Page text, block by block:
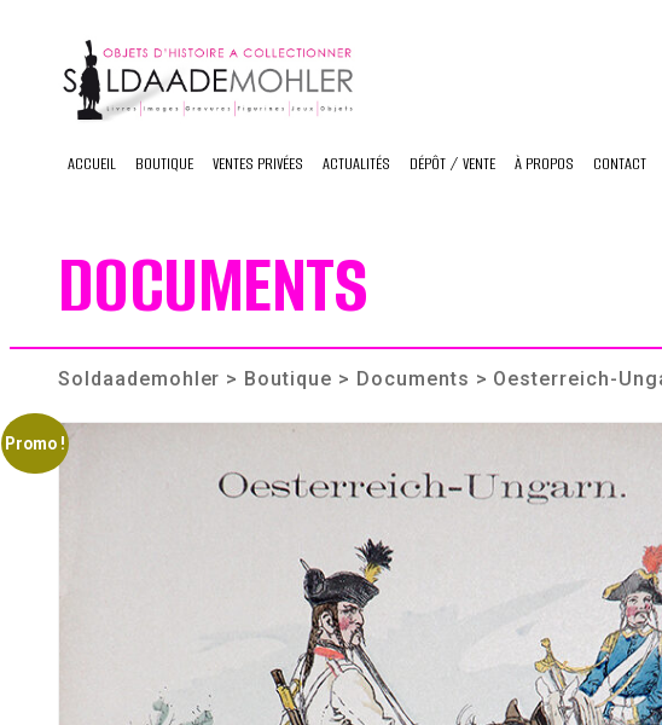
content
ACCUEIL BOUTIQUE VENTES PRIVÉES ACTUALITÉS DÉPÔT / VENTE À PROPOS CONTACT
DOCUMENTS
Soldaademohler > Boutique > Documents > Oesterreich-
Promo !